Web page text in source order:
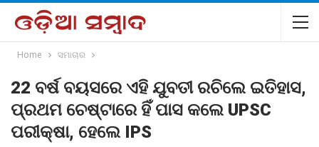
Home ସମାଚାର
22 ବର୍ଷ ବୟସରେ ଏହି ଯୁବତୀ ରଚିଲେ ଇତିହାସ,
ପ୍ରଥମ ଚେଷ୍ଟାରେ ହିଁ ପାସ କଲେ UPSC
ପରୀକ୍ଷା, ହେଲେ IPS